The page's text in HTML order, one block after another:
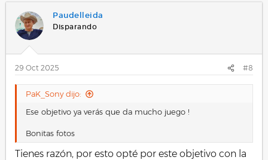
Paudelleida
Disparando
29 Oct 2025 #8
PaK_Sony dijo:
Ese objetivo ya verás que da mucho juego !
Bonitas fotos
Tienes razón, por esto opté por este objetivo con la